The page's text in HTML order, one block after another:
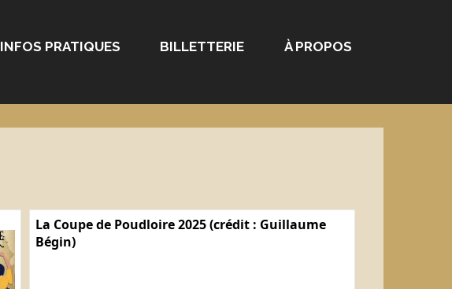
INFOS PRATIQUES BILLETTERIE À PROPOS
La Coupe de Poudloire 2025 (crédit : Guillaume
Bégin)